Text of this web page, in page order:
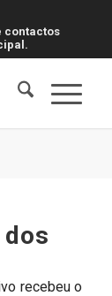
contactos
recebeu o